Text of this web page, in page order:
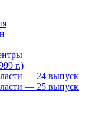
г.)
— 24 выпуск
— 25 выпуск